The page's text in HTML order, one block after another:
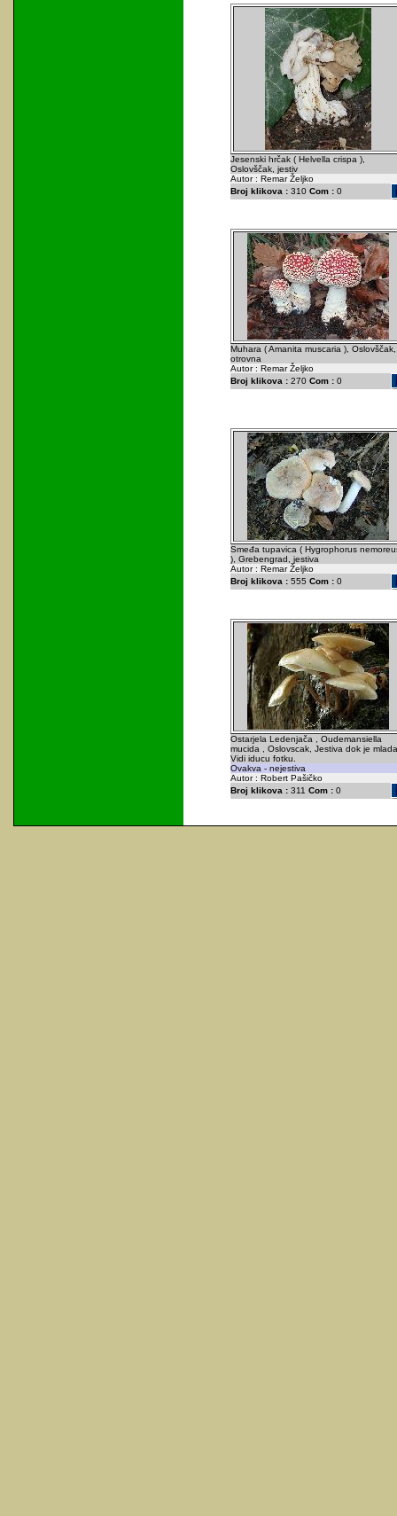
Jesenski hrčak ( Helvella crispa ),
Oslovščak, jestiv
Autor : Remar Željko
Broj klikova :310 Com :0
Muhara ( Amanita muscaria ), Oslovščak,
otrovna
Autor : Remar Željko
Broj klikova :270 Com :0
Smeđa tupavica ( Hygrophorus
), Grebengrad, jestiva
Autor : Remar Željko
Broj klikova :555 Com :0
Ostarjela Ledenjača , Oudemansiella
mucida , Oslovscak, Jestiva dok je
Vidi iducu fotku.
Ovakva - nejestiva
Autor : Robert Pašičko
Broj klikova :311 Com :0